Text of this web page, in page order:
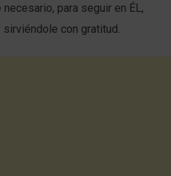
para seguir en ÉL,
con gratitud.